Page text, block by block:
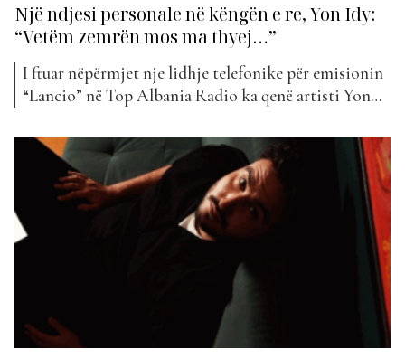
Një ndjesi personale në këngën e re, Yon Idy:
“Vetëm zemrën mos ma thyej…”
I ftuar nëpërmjet nje lidhje telefonike për emisionin
“Lancio” në Top Albania Radio ka qenë artisti Yon
projektin e tij më të ri, “Don’t Break It”, që
aktualisht renditet në vendin e 17-të. I rritur në një
familje ku...